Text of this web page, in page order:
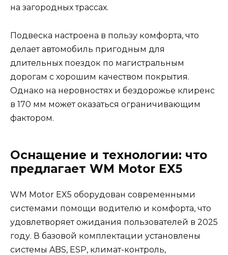
на загородных трассах.
Подвеска настроена в пользу комфорта, что
делает автомобиль пригодным для
длительных поездок по магистральным
дорогам с хорошим качеством покрытия.
Однако на неровностях и бездорожье клиренс
в 170 мм может оказаться ограничивающим
фактором.
Оснащение и технологии: что
предлагает WM Motor EX5
WM Motor EX5 оборудован современными
системами помощи водителю и комфорта, что
удовлетворяет ожидания пользователей в 2025
году. В базовой комплектации установлены
системы ABS, ESP, климат-контроль,